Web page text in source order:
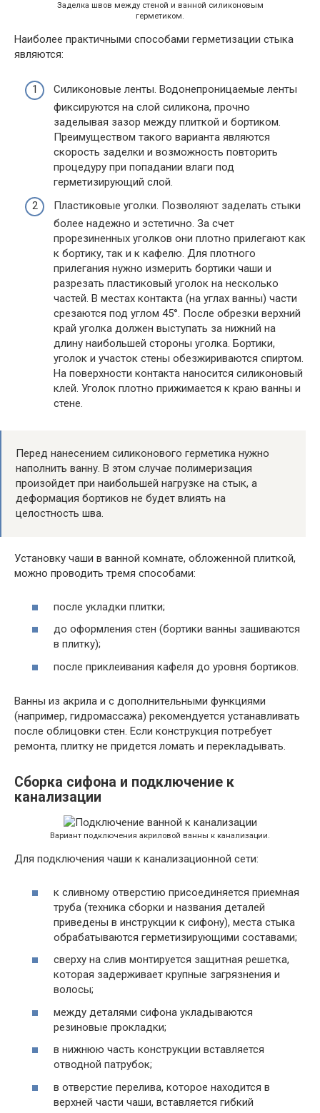
Заделка швов между стеной и ванной силиконовым
герметиком.
Наиболее практичными способами герметизации стыка
являются:
Силиконовые ленты. Водонепроницаемые ленты
фиксируются на слой силикона, прочно
заделывая зазор между плиткой и бортиком.
Преимуществом такого варианта являются
скорость заделки и возможность повторить
процедуру при попадании влаги под
герметизирующий слой.
Пластиковые уголки. Позволяют заделать стыки
более надежно и эстетично. За счет
прорезиненных уголков они плотно прилегают как
к бортику, так и к кафелю. Для плотного
прилегания нужно измерить бортики чаши и
разрезать пластиковый уголок на несколько
частей. В местах контакта (на углах ванны) части
срезаются под углом 45°. После обрезки верхний
край уголка должен выступать за нижний на
длину наибольшей стороны уголка. Бортики,
уголок и участок стены обезжириваются спиртом.
На поверхности контакта наносится силиконовый
клей. Уголок плотно прижимается к краю ванны и
стене.
Перед нанесением силиконового герметика нужно
наполнить ванну. В этом случае полимеризация
произойдет при наибольшей нагрузке на стык, а
деформация бортиков не будет влиять на
целостность шва.
Установку чаши в ванной комнате, обложенной плиткой,
можно проводить тремя способами:
после укладки плитки;
до оформления стен (бортики ванны зашиваются
в плитку);
после приклеивания кафеля до уровня бортиков.
Ванны из акрила и с дополнительными функциями
(например, гидромассажа) рекомендуется устанавливать
после облицовки стен. Если конструкция потребует
ремонта, плитку не придется ломать и перекладывать.
Сборка сифона и подключение к
канализации
Вариант подключения акриловой ванны к канализации.
Для подключения чаши к канализационной сети:
к сливному отверстию присоединяется приемная
труба (техника сборки и названия деталей
приведены в инструкции к сифону), места стыка
обрабатываются герметизирующими составами;
сверху на слив монтируется защитная решетка,
которая задерживает крупные загрязнения и
волосы;
между деталями сифона укладываются
резиновые прокладки;
в нижнюю часть конструкции вставляется
отводной патрубок;
в отверстие перелива, которое находится в
верхней части чаши, вставляется гибкий